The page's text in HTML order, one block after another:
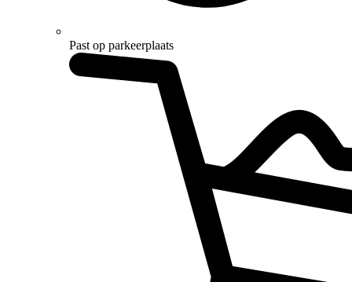
Past op parkeerplaats